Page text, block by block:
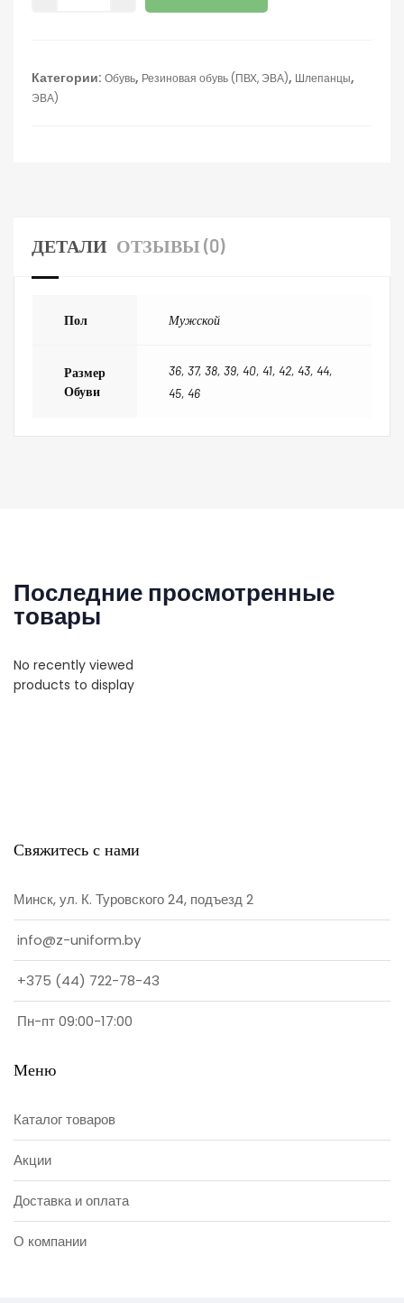
Категории: Обувь, Резиновая обувь (ПВХ, ЭВА), Шлепанцы,
ЭВА)
ДЕТАЛИ ОТЗЫВЫ (0)
Пол Мужской
Размер
Обуви
36, 37, 38, 39, 40, 41, 42, 43, 44,
45, 46
Последние просмотренные
товары
No recently viewed
products to display
Свяжитесь с нами
Минск, ул. К. Туровского 24, подъезд 2
info@z-uniform.by
+375 (44) 722-78-43
Пн-пт 09:00-17:00
Меню
Каталог товаров
Акции
Доставка и оплата
О компании